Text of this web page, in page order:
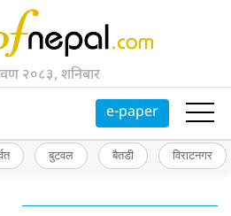
२०८३, शनिबार
e-paper
बुटवल बैतडी विराटनगर